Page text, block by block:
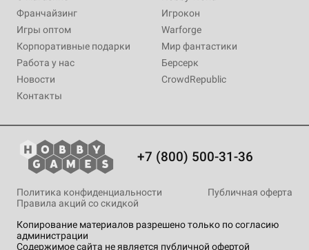
Франчайзинг
Игры оптом
Корпоративные подарки
Работа у нас
Новости
Контакты
Игрокон
Warforge
Мир фантастики
Берсерк
CrowdRepublic
+7 (800) 500-31-36
Копирование материалов разрешено только по согласию
администрации
Содержимое сайта не является публичной офертой
Политика конфиденциальности
Публичная оферта
Правила акций со скидкой